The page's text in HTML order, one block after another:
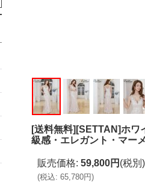
[送料無料][SETTAN]ホワ
級感・エレガント・マー
販売価格: 59,800円 (税別)
(税込: 65,780円)